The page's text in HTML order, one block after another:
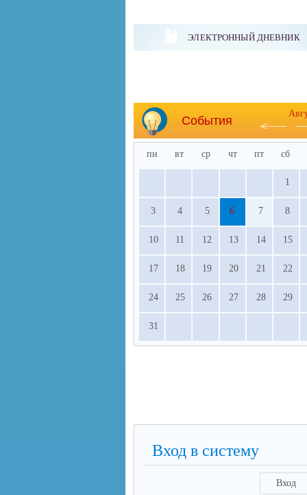
ЭЛЕКТРОННЫЙ ДНЕВНИК
События
пн вт ср чт пт сб
1
3 4 5 6 7 8
10 11 12 13 14 15
17 18 19 20 21 22
24 25 26 27 28 29
31
Вход в систему
Вход